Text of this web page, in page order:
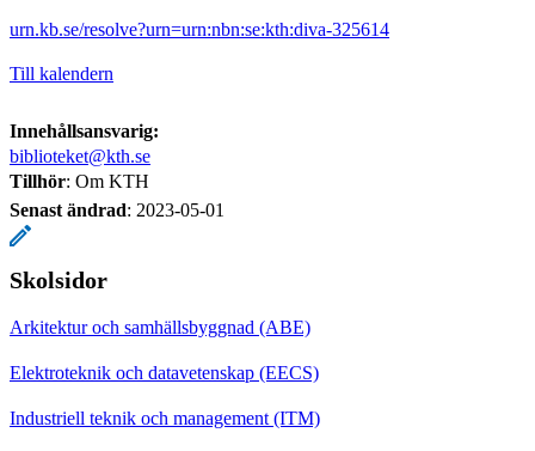
urn.kb.se/resolve?urn=urn:nbn:se:kth:diva-325614
Till kalendern
Innehållsansvarig:
biblioteket@kth.se
Tillhör: Om KTH
Senast ändrad: 2023-05-01
Skolsidor
Arkitektur och samhällsbyggnad (ABE)
Elektroteknik och datavetenskap (EECS)
Industriell teknik och management (ITM)